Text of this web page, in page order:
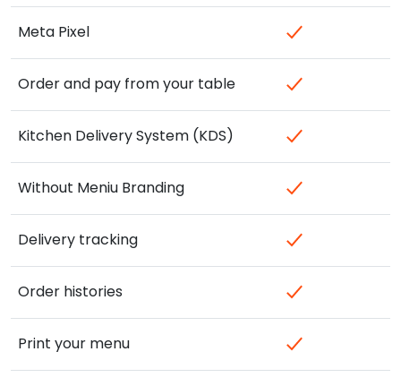
Meta Pixel
Order and pay from your table
Kitchen Delivery System (KDS)
Without Meniu Branding
Delivery tracking
Order histories
Print your menu